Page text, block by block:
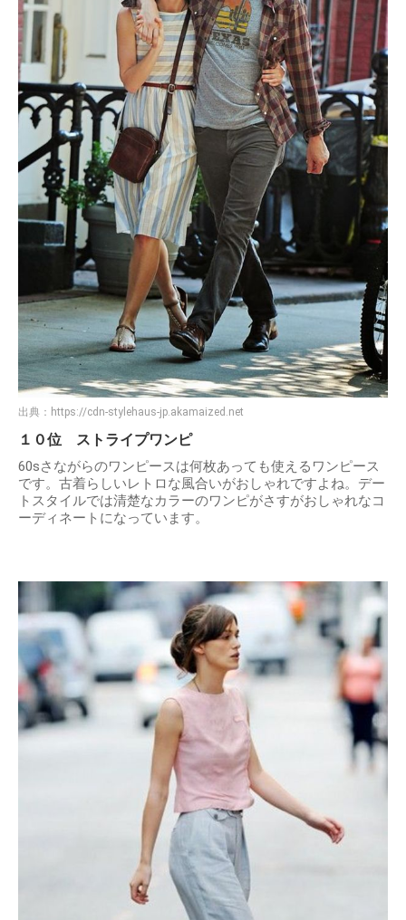
出典： https://cdn-stylehaus-jp.akamaized.net
１０位 ストライプワンピ
60sさながらのワンピースは何枚あっても使えるワンピース
です。古着らしいレトロな風合いがおしゃれですよね。デー
トスタイルでは清楚なカラーのワンピがさすがおしゃれなコ
ーディネートになっています。